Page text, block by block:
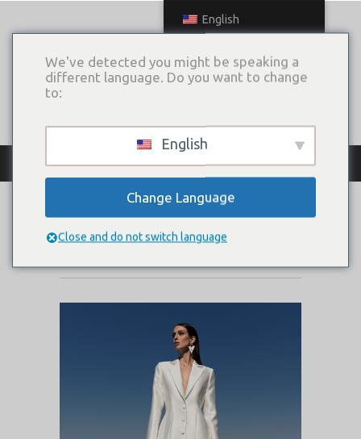
КАТАЛОГ ПЛАТЬЕВ
FEDRA
English
We've detected you might be speaking a
different language. Do you want to change
to:
English
Change Language
Close and do not switch language